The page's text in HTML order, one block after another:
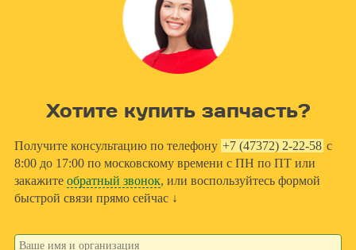
Хотите купить запчасть?
Получите консультацию по телефону +7 (47372) 2-22-58 с
8:00 до 17:00 по московскому времени с ПН по ПТ или
закажите обратный звонок, или воспользуйтесь формой
быстрой связи прямо сейчас ↓